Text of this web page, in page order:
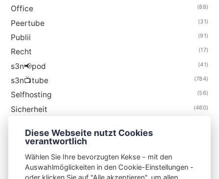
Office (88)
Peertube (31)
Publii (91)
Recht (17)
s3n📢pod (41)
s3n📺tube (784)
Selfhosting (56)
Sicherheit (460)
Thunderbird
Diese Webseite nutzt Cookies
verantwortlich
Wählen Sie Ihre bevorzugten Kekse - mit den
Auswahlmöglickeiten in den Cookie-Einstellungen -